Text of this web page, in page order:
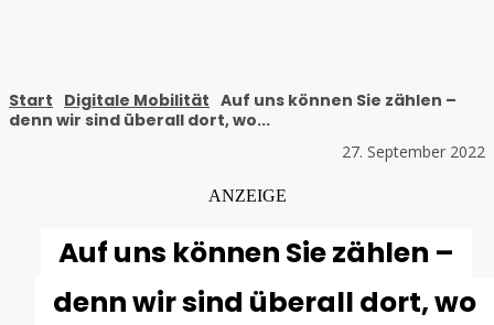
Start Digitale Mobilität Auf uns können Sie zählen –
denn wir sind überall dort, wo...
27. September 2022
ANZEIGE
Auf uns können Sie zählen –
denn wir sind überall dort, wo